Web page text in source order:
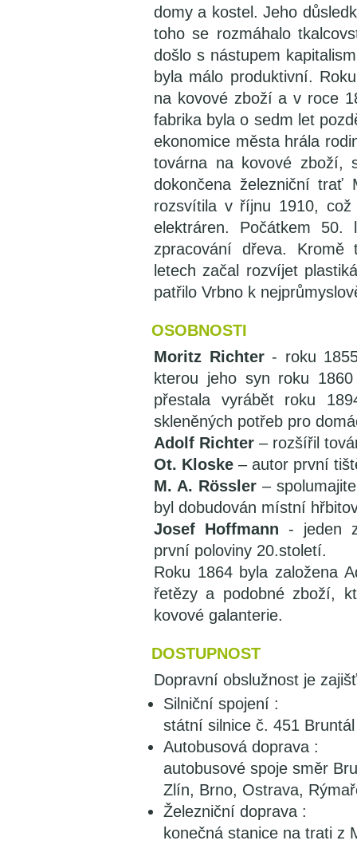
domy a kostel. Jeho
toho se rozmáhalo
došlo s nástupem
byla málo produktivní.
na kovové zboží a v roce
fabrika byla o sedm let
ekonomice města hrála
továrna na kovové zboží,
dokončena železniční trať
rozsvítila v říjnu 1910,
elektráren. Počátkem
zpracování dřeva.
letech začal rozvíjet
patřilo Vrbno k
OSOBNOSTI
Moritz Richter- roku 1855
kterou jeho syn roku
přestala vyrábět roku
skleněných potřeb pro
Adolf Richter – rozšířil
Ot. Kloske – autor první
M. A. Rössler–
byl dobudován místní
Josef Hoffmann - jeden
první poloviny 20.století.
Roku 1864 byla založena
řetězy a podobné zboží,
kovové galanterie.
DOSTUPNOST
Dopravní obslužnost je
Silniční spojení :
státní silnice č. 451
Autobusová doprava :
autobusové spoje směr
Zlín, Brno, Ostrava,
Železniční doprava :
konečná stanice na trati z